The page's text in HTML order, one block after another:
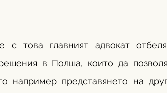
с това главният адвокат
в Полша, които да
например представянето на